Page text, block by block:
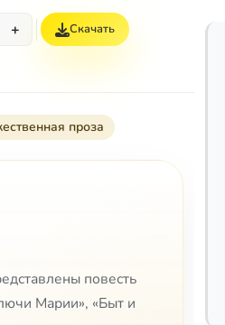
+ Скачать
проза
повесть
Марии», «Быт и